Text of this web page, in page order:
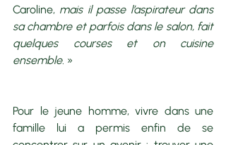
Caroline, mais il passe l’aspirateur dans
sa chambre et parfois dans le salon, fait
quelques courses et on cuisine
ensemble. »
Pour le jeune homme, vivre dans une
famille lui a permis enfin de se